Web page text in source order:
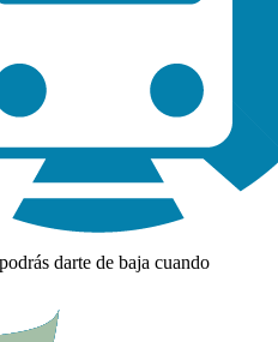
darte de baja cuando